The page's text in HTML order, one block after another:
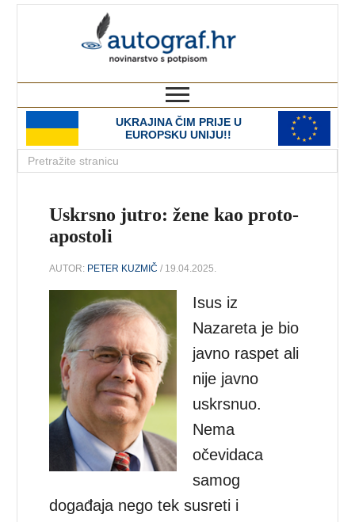
UKRAJINA ČIM PRIJE U
EUROPSKU UNIJU!!
Uskrsno jutro: žene kao proto-
apostoli
AUTOR: PETER KUZMIČ / 19.04.2025.
Isus iz
Nazareta je bio
javno raspet ali
nije javno
uskrsnuo.
Nema
očevidaca
samog
događaja nego tek susreti i